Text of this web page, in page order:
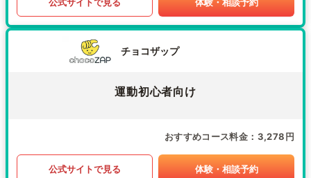
チョコザップ
運動初心者向け
おすすめコース料金 3,278円
公式サイトで見る 体験・相談予約